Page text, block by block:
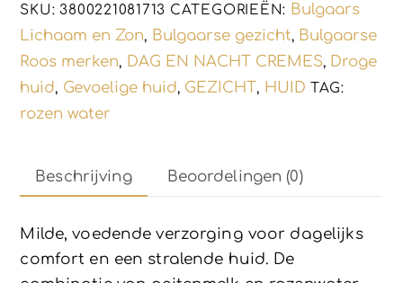
de
huid
50ml
aantal
SKU:3800221081713 CATEGORIEËN: Bulgaars
Lichaam en Zon, Bulgaarse gezicht, Bulgaarse
Roos merken, DAG EN NACHT CREMES, Droge
huid, Gevoelige huid, GEZICHT, HUID TAG:
rozen water
Beschrijving Beoordelingen (0)
Milde, voedende verzorging voor dagelijks
comfort en een stralende huid. De